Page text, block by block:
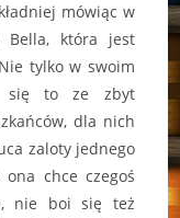
mówiąc w
Bella, która jest
tylko w swoim
się to ze zbyt
dla nich
zaloty jednego
chce czegoś
nie boi się też